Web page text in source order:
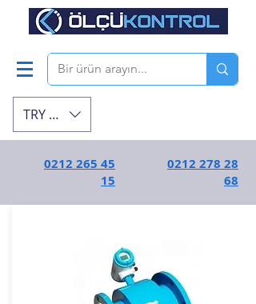
TRY (₺)
0212 265 45
15
0212 278 28
68